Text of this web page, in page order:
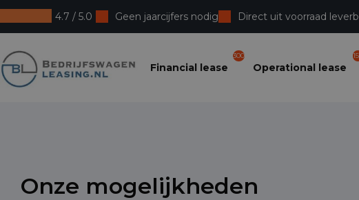
4.7 / 5.0 Geen jaarcijfers nodig Direct uit voorraad
Bedrijfswagenleasing
Financial lease
300
Operational lease
Onze mogelijkheden